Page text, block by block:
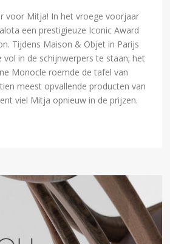
voor Mitja! In het vroege voorjaar
een prestigieuze Iconic Award
Tijdens Maison & Objet in Parijs
vol in de schijnwerpers te staan; het
Monocle roemde de tafel van
meest opvallende producten van
viel Mitja opnieuw in de prijzen.